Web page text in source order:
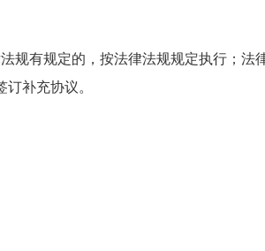
规有规定的，按法律法规规定执行；法
补充协议。